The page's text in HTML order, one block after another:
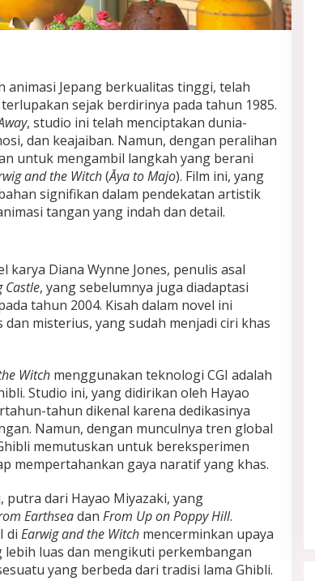
animasi Jepang berkualitas tinggi, telah
sejak berdirinya pada tahun 1985.
, studio ini telah menciptakan dunia-
dan keajaiban. Namun, dengan peralihan
untuk mengambil langkah yang berani
and the Witch(Āya to Majo). Film ini, yang
signifikan dalam pendekatan artistik
tangan yang indah dan detail.
karya Diana Wynne Jones, penulis asal
Castle, yang sebelumnya juga diadaptasi
tahun 2004. Kisah dalam novel ini
misterius, yang sudah menjadi ciri khas
Witchmenggunakan teknologi CGI adalah
Studio ini, yang didirikan oleh Hayao
tahun dikenal karena dedikasinya
Namun, dengan munculnya tren global
memutuskan untuk bereksperimen
mempertahankan gaya naratif yang khas.
putra dari Hayao Miyazaki, yang
Earthseadan From Up on Poppy Hill.
di Earwig and the Witchmencerminkan upaya
luas dan mengikuti perkembangan
yang berbeda dari tradisi lama Ghibli.